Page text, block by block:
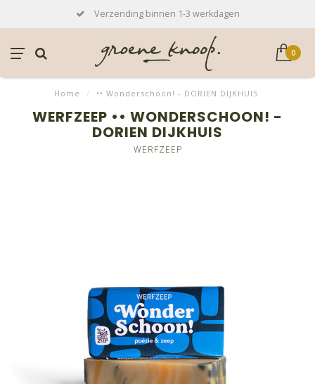
Verzending binnen 1-3 werkdagen
0
Home / •• Wonderschoon! - DORIEN DIJKHUIS
WERFZEEP •• WONDERSCHOON! -
DORIEN DIJKHUIS
WERFZEEP